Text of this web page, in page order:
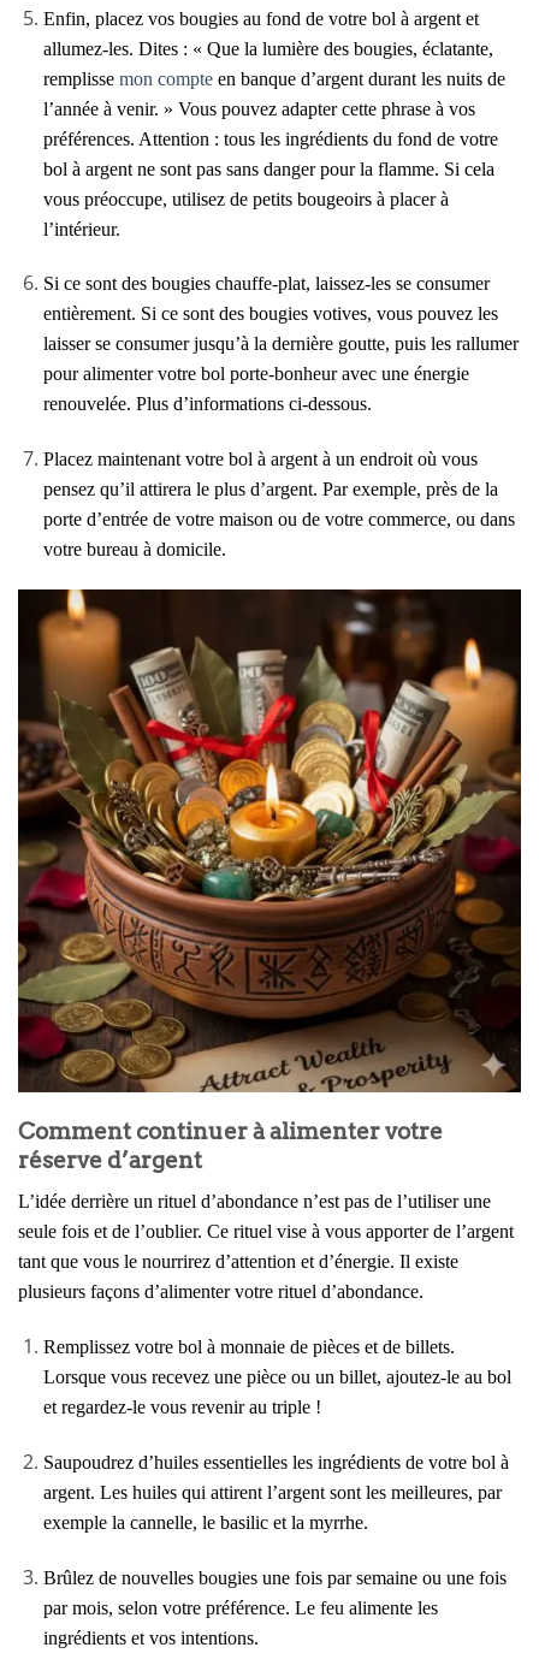
Enfin, placez vos bougies au fond de votre bol à argent et
allumez-les. Dites : « Que la lumière des bougies, éclatante,
remplisse mon compteen banque d’argent durant les nuits de
l’année à venir. » Vous pouvez adapter cette phrase à vos
préférences. Attention : tous les ingrédients du fond de votre
bol à argent ne sont pas sans danger pour la flamme. Si cela
vous préoccupe, utilisez de petits bougeoirs à placer à
l’intérieur.
Si ce sont des bougies chauffe-plat, laissez-les se consumer
entièrement. Si ce sont des bougies votives, vous pouvez les
laisser se consumer jusqu’à la dernière goutte, puis les rallumer
pour alimenter votre bol porte-bonheur avec une énergie
renouvelée. Plus d’informations ci-dessous.
Placez maintenant votre bol à argent à un endroit où vous
pensez qu’il attirera le plus d’argent. Par exemple, près de la
porte d’entrée de votre maison ou de votre commerce, ou dans
votre bureau à domicile.
Comment continuer à alimenter votre
réserve d’argent
L’idée derrière un rituel d’abondance n’est pas de l’utiliser une
seule fois et de l’oublier. Ce rituel vise à vous apporter de l’argent
tant que vous le nourrirez d’attention et d’énergie. Il existe
plusieurs façons d’alimenter votre rituel d’abondance.
Remplissez votre bol à monnaie de pièces et de billets.
Lorsque vous recevez une pièce ou un billet, ajoutez-le au bol
et regardez-le vous revenir au triple !
Saupoudrez d’huiles essentielles les ingrédients de votre bol à
argent. Les huiles qui attirent l’argent sont les meilleures, par
exemple la cannelle, le basilic et la myrrhe.
Brûlez de nouvelles bougies une fois par semaine ou une fois
par mois, selon votre préférence. Le feu alimente les
ingrédients et vos intentions.